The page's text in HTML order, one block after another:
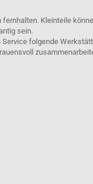
fernhalten. Kleinteile
sein.
folgende